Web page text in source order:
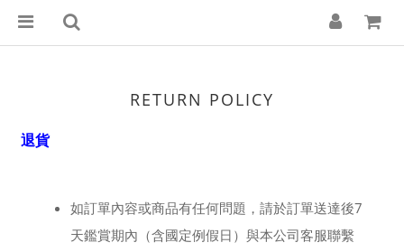
RETURN POLICY
退貨
如訂單內容或商品有任何問題，請於訂單送達後7
天鑑賞期內（含國定例假日）與本公司客服聯繫